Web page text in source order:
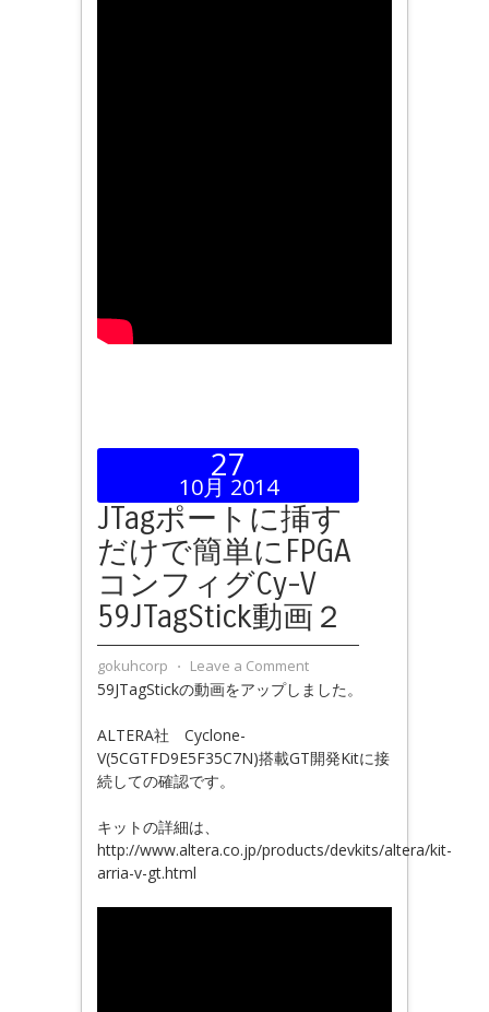
27
10月 2014
JTagポートに挿す
だけで簡単にFPGA
コンフィグCy-V
59JTagStick動画２
gokuhcorp ⋅ Leave a Comment
59JTagStickの動画をアップしました。
ALTERA社 Cyclone-
V(5CGTFD9E5F35C7N)搭載GT開発Kitに接
続しての確認です。
キットの詳細は、
http://www.altera.co.jp/products/devkits/altera/kit-
arria-v-gt.html